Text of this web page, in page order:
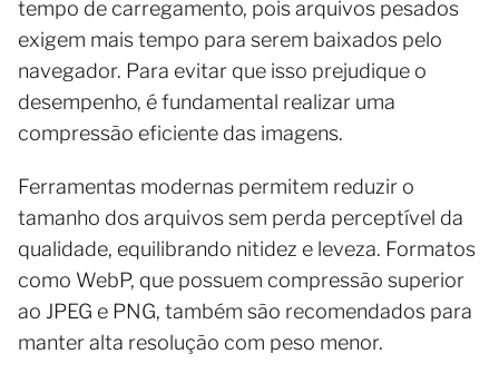
tempo de carregamento, pois arquivos pesados
exigem mais tempo para serem baixados pelo
navegador. Para evitar que isso prejudique o
desempenho, é fundamental realizar uma
compressão eficiente das imagens.
Ferramentas modernas permitem reduzir o
tamanho dos arquivos sem perda perceptível da
qualidade, equilibrando nitidez e leveza. Formatos
como WebP, que possuem compressão superior
ao JPEG e PNG, também são recomendados para
manter alta resolução com peso menor.